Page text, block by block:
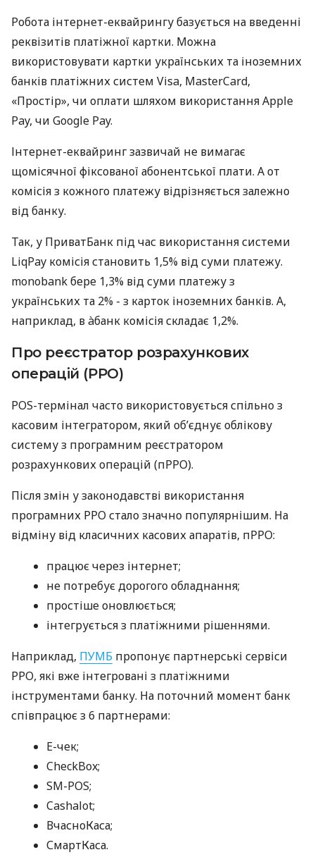
Робота інтернет-еквайрингу базується на введенні
реквізитів платіжної картки. Можна
використовувати картки українських та іноземних
банків платіжних систем Visa, MasterCard,
«Простір», чи оплати шляхом використання Apple
Pay, чи Google Pay.
Інтернет-еквайринг зазвичай не вимагає
щомісячної фіксованої абонентської плати. А от
комісія з кожного платежу відрізняється залежно
від банку.
Так, у ПриватБанк під час використання системи
LiqPay комісія становить 1,5% від суми платежу.
monobank бере 1,3% від суми платежу з
українських та 2% - з карток іноземних банків. А,
наприклад, в àбанк комісія складає 1,2%.
Про реєстратор розрахункових
операцій (РРО)
POS-термінал часто використовується спільно з
касовим інтегратором, який об’єднує облікову
систему з програмним реєстратором
розрахункових операцій (пРРО).
Після змін у законодавстві використання
програмних РРО стало значно популярнішим. На
відміну від класичних касових апаратів, пРРО:
працює через інтернет;
не потребує дорогого обладнання;
простіше оновлюється;
інтегрується з платіжними рішеннями.
Наприклад, ПУМБ пропонує партнерські сервіси
РРО, які вже інтегровані з платіжними
інструментами банку. На поточний момент банк
співпрацює з 6 партнерами:
E-чек;
CheckBox;
SM-POS;
Cashalot;
ВчасноКаса;
СмартКаса.